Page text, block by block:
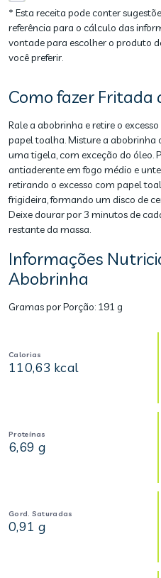
* Esta receita pode conter
referência para o cálculo das
vontade para escolher o produto
você preferir.
Como fazer Fritada
Rale a abobrinha e retire o
papel toalha. Misture a abobrinha
uma tigela, com exceção do óleo.
antiaderente em fogo médio e
retirando o excesso com papel
frigideira, formando um disco de
Deixe dourar por 3 minutos de
restante da massa.
Informações
Abobrinha
Gramas por Porção: 191 g
Calorias
110,63 kcal
Proteínas
6,69 g
Gord. Saturadas
0,91 g